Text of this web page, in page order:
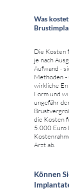
Was
Die Kosten
je nach
Aufwand -
Methoden -
wirkliche
Form und
ungefähr
die Kosten
5.000 Euro
Arzt ab.
Können